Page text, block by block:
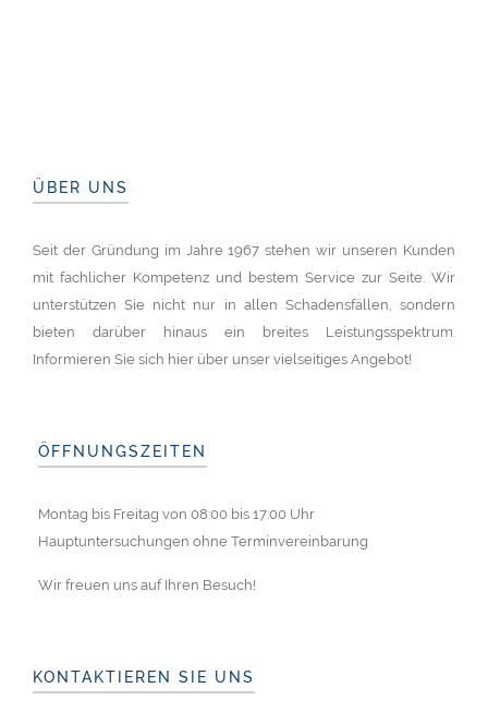
ÜBER UNS
Seit der Gründung im Jahre 1967 stehen wir unseren Kunden
mit fachlicher Kompetenz und bestem Service zur Seite. Wir
unterstützen Sie nicht nur in allen Schadensfällen, sondern
bieten darüber hinaus ein breites Leistungsspektrum.
Informieren Sie sich hier über unser vielseitiges Angebot!
ÖFFNUNGSZEITEN
Montag bis Freitag von 08:00 bis 17:00 Uhr
Hauptuntersuchungen ohne Terminvereinbarung
Wir freuen uns auf Ihren Besuch!
KONTAKTIEREN SIE UNS